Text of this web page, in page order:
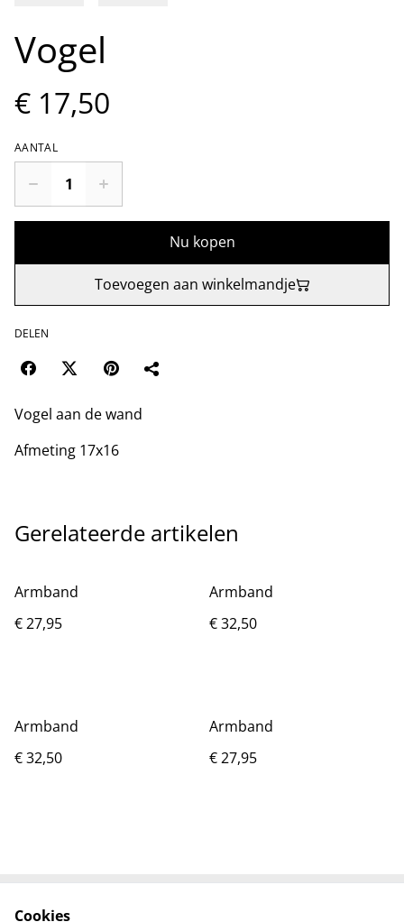
Vogel
€ 17,50
AANTAL
Nu kopen
Toevoegen aan winkelmandje
DELEN
Vogel aan de wand
Afmeting 17x16
Gerelateerde artikelen
Armband
€ 27,95
Armband
€ 32,50
Armband
€ 32,50
Armband
€ 27,95
Cookies